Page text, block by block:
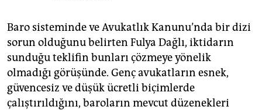
Baro sisteminde ve Avukatlık Kanunu’nda bir dizi
sorun olduğunu belirten Fulya Dağlı, iktidarın
sunduğu teklifin bunları çözmeye yönelik
olmadığı görüşünde. Genç avukatların esnek,
güvencesiz ve düşük ücretli biçimlerde
çalıştırıldığını, baroların mevcut düzenekleri